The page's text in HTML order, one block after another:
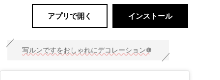
アプリで開く インストール
写ルンですをおしゃれにデコレーション❁